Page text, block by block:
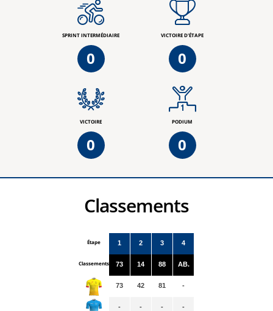
SPRINT INTERMÉDIAIRE
0
VICTOIRE D'ÉTAPE
0
VICTOIRE
0
PODIUM
0
Classements
Étape
Classements
1
73
73
-
2
14
42
-
3
88
81
-
4
AB.
-
-